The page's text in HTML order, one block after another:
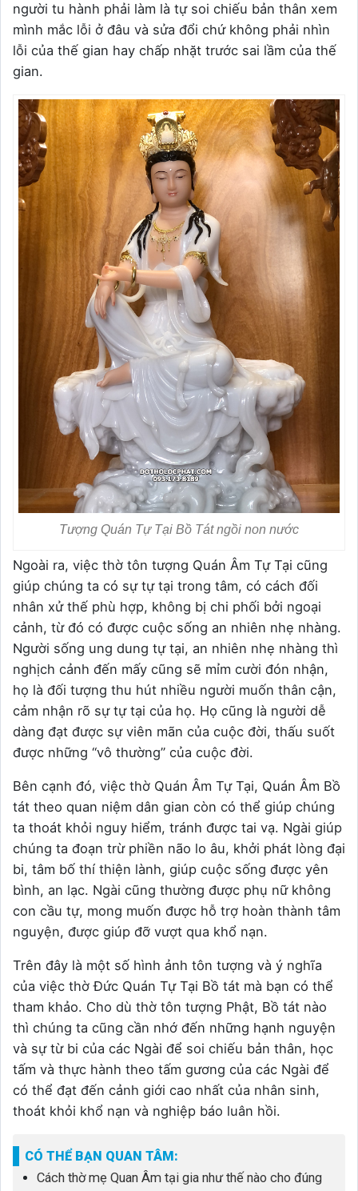
người tu hành phải làm là tự soi chiếu bản thân xem
mình mắc lỗi ở đâu và sửa đổi chứ không phải nhìn
lỗi của thế gian hay chấp nhặt trước sai lầm của thế
gian.
Tượng Quán Tự Tại Bồ Tát ngồi non nước
Ngoài ra, việc thờ tôn tượng Quán Âm Tự Tại cũng
giúp chúng ta có sự tự tại trong tâm, có cách đối
nhân xử thế phù hợp, không bị chi phối bởi ngoại
cảnh, từ đó có được cuộc sống an nhiên nhẹ nhàng.
Người sống ung dung tự tại, an nhiên nhẹ nhàng thì
nghịch cảnh đến mấy cũng sẽ mỉm cười đón nhận,
họ là đối tượng thu hút nhiều người muốn thân cận,
cảm nhận rõ sự tự tại của họ. Họ cũng là người dễ
dàng đạt được sự viên mãn của cuộc đời, thấu suốt
được những “vô thường” của cuộc đời.
Bên cạnh đó, việc thờ Quán Âm Tự Tại, Quán Âm Bồ
tát theo quan niệm dân gian còn có thể giúp chúng
ta thoát khỏi nguy hiểm, tránh được tai vạ. Ngài giúp
chúng ta đoạn trừ phiền não lo âu, khởi phát lòng đại
bi, tâm bố thí thiện lành, giúp cuộc sống được yên
bình, an lạc. Ngài cũng thường được phụ nữ không
con cầu tự, mong muốn được hỗ trợ hoàn thành tâm
nguyện, được giúp đỡ vượt qua khổ nạn.
Trên đây là một số hình ảnh tôn tượng và ý nghĩa
của việc thờ Đức Quán Tự Tại Bồ tát mà bạn có thể
tham khảo. Cho dù thờ tôn tượng Phật, Bồ tát nào
thì chúng ta cũng cần nhớ đến những hạnh nguyện
và sự từ bi của các Ngài để soi chiếu bản thân, học
tấm và thực hành theo tấm gương của các Ngài để
có thể đạt đến cảnh giới cao nhất của nhân sinh,
thoát khỏi khổ nạn và nghiệp báo luân hồi.
CÓ THỂ BẠN QUAN TÂM:
Cách thờ mẹ Quan Âm tại gia như thế nào cho đúng